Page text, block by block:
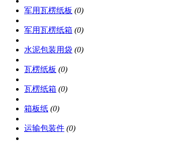
军用瓦楞纸板 (0)
军用瓦楞纸箱 (0)
水泥包装用袋 (0)
瓦楞纸板 (0)
瓦楞纸箱 (0)
箱板纸 (0)
运输包装件 (0)